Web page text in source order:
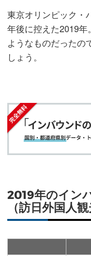
東京オリンピック・
年後に控えた2019
ようなものだったの
しょう。
2019年のイン
（訪日外国人観